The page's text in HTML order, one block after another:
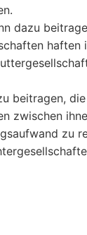
dazu
haften
beitragen,
zwischen
zu